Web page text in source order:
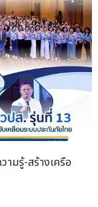
มรู้-สร้างเครือ